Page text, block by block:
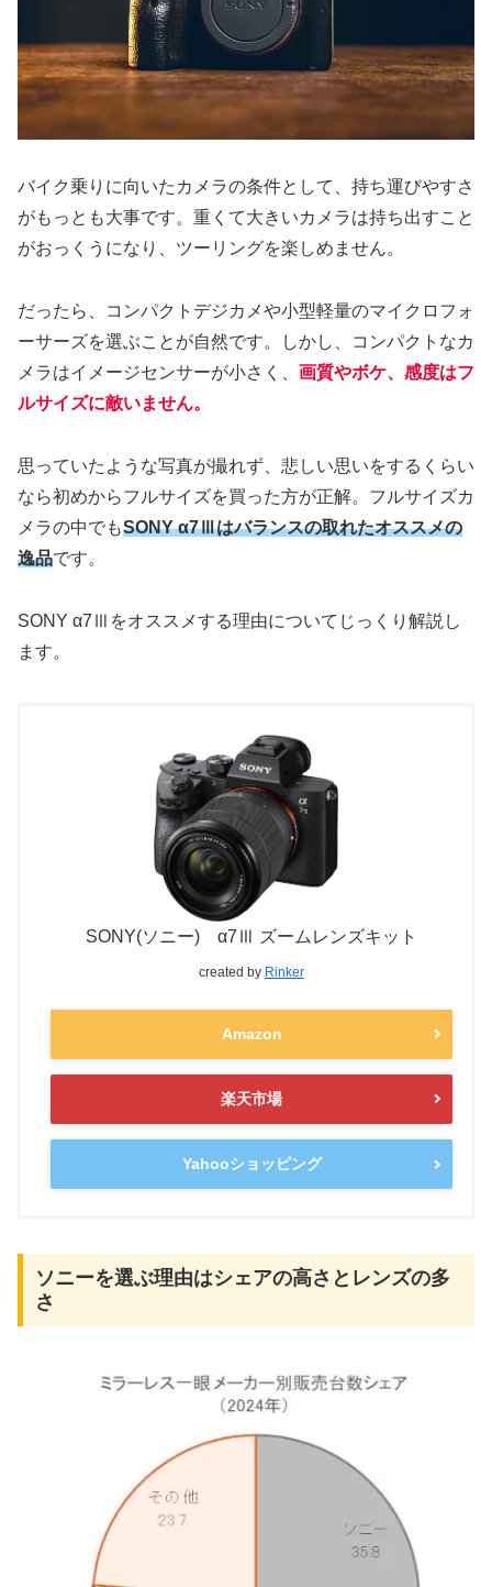
バイク乗りに向いたカメラの条件として、持ち運びやすさ
がもっとも大事です。重くて大きいカメラは持ち出すこと
がおっくうになり、ツーリングを楽しめません。
だったら、コンパクトデジカメや小型軽量のマイクロフォ
ーサーズを選ぶことが自然です。しかし、コンパクトなカ
メラはイメージセンサーが小さく、 画質やボケ、感度はフ
ルサイズに敵いません。
思っていたような写真が撮れず、悲しい思いをするくらい
なら初めからフルサイズを買った方が正解。フルサイズカ
メラの中でもSONY α7Ⅲはバランスの取れたオススメの
逸品です。
SONY α7Ⅲをオススメする理由についてじっくり解説し
ます。
SONY(ソニー) α7Ⅲ ズームレンズキット
created by Rinker
Amazon
楽天市場
Yahooショッピング
ソニーを選ぶ理由はシェアの高さとレンズの多
さ